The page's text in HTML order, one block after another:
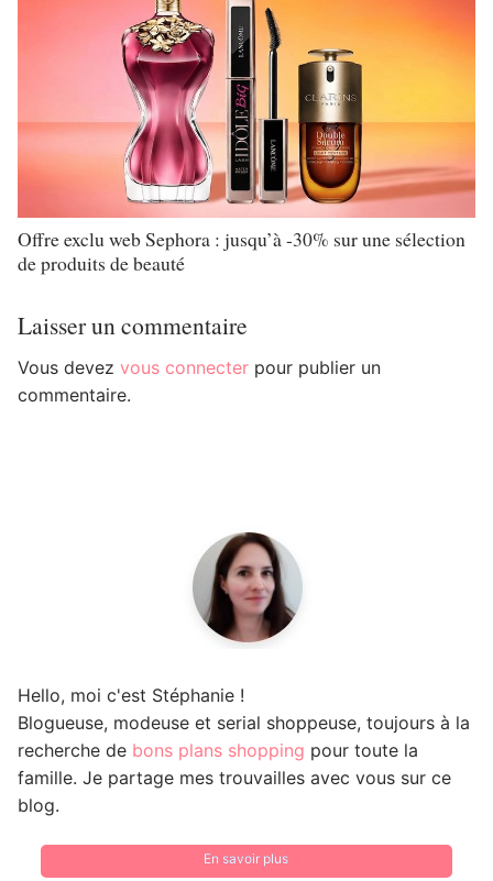
Offre exclu web Sephora : jusqu’à -30% sur une sélection
de produits de beauté
Laisser un commentaire
Vous devez vous connecter pour publier un
commentaire.
Hello, moi c'est Stéphanie !
Blogueuse, modeuse et serial shoppeuse, toujours à la
recherche de bons plans shopping pour toute la
famille. Je partage mes trouvailles avec vous sur ce
blog.
En savoir plus